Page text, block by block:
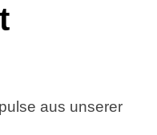
aus unserer